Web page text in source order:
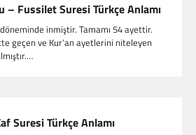
– Fussilet Suresi Türkçe Anlamı
inmiştir. Tamamı 54 ayettir.
geçen ve Kur’an ayetlerini niteleyen
Suresi Türkçe Anlamı